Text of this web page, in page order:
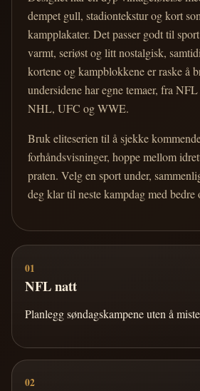
dempet gull, stadiontekstur og kort
kampplakater. Det passer godt til
varmt, seriøst og litt nostalgisk,
kortene og kampblokkene er raske å
undersidene har egne temaer, fra
NHL, UFC og WWE.
Bruk eliteserien til å sjekke
forhåndsvisninger, hoppe mellom
praten. Velg en sport under,
deg klar til neste kampdag med bedre
01
NFL natt
Planlegg søndagskampene uten å
02